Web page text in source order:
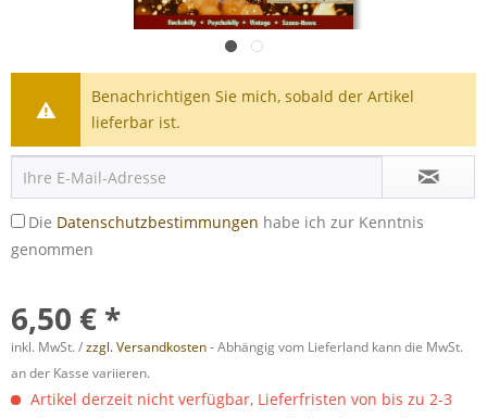
Benachrichtigen Sie mich, sobald der Artikel
lieferbar ist.
Die Datenschutzbestimmungen habe ich zur Kenntnis
genommen
6,50 € *
inkl. MwSt. /zzgl. Versandkosten- Abhängig vom Lieferland kann die MwSt.
an der Kasse variieren.
Artikel derzeit nicht verfügbar, Lieferfristen von bis zu 2-3